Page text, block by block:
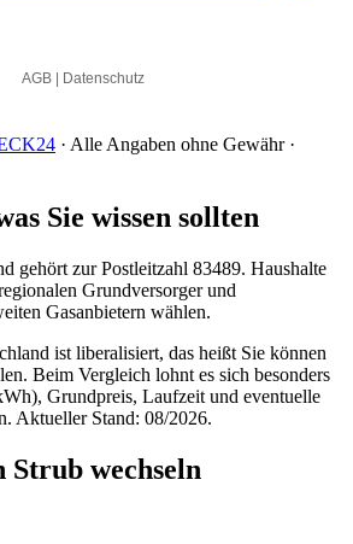
· Alle Angaben ohne Gewähr ·
Sie wissen sollten
gehört zur Postleitzahl 83489. Haushalte
Grundversorger und
Gasanbietern wählen.
ist liberalisiert, das heißt Sie können
Beim Vergleich lohnt es sich besonders
Grundpreis, Laufzeit und eventuelle
Aktueller Stand: 08/2026.
Strub wechseln